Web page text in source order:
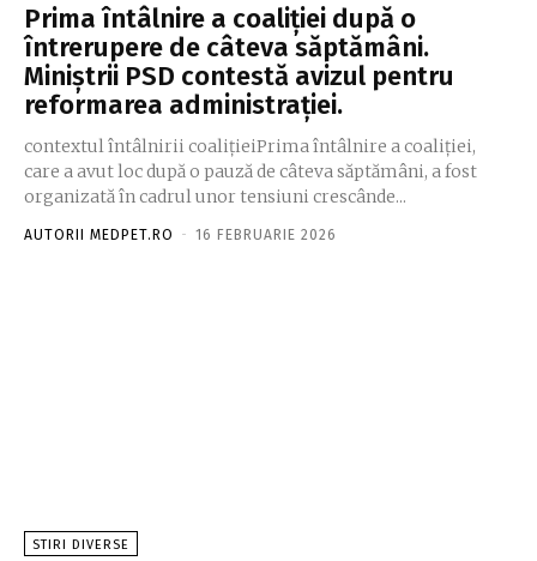
Prima întâlnire a coaliției după o
întrerupere de câteva săptămâni.
Miniștrii PSD contestă avizul pentru
reformarea administrației.
contextul întâlnirii coalițieiPrima întâlnire a coaliției,
care a avut loc după o pauză de câteva săptămâni, a fost
organizată în cadrul unor tensiuni crescânde...
AUTORII MEDPET.RO - 16 FEBRUARIE 2026
STIRI DIVERSE